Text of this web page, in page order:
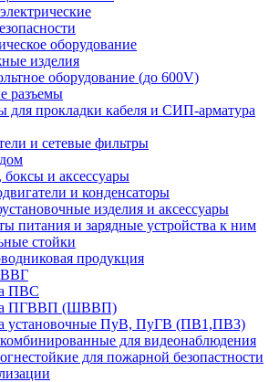
оборудование
изделия
оборудование (до 600V)
разъемы
для прокладки кабеля и СИП-арматура
и сетевые фильтры
и аксессуары
и конденсаторы
изделия и аксессуары
питания и зарядные устройства к ним
стойки
продукция
ВВГ
ПВС
ПГВВП (ШВВП)
установочные ПуВ, ПуГВ (ПВ1,ПВ3)
для видеонаблюдения
для пожарной безопастности